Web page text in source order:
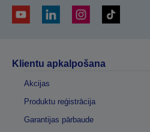
Klientu apkalpošana
Akcijas
Produktu reģistrācija
Garantijas pārbaude